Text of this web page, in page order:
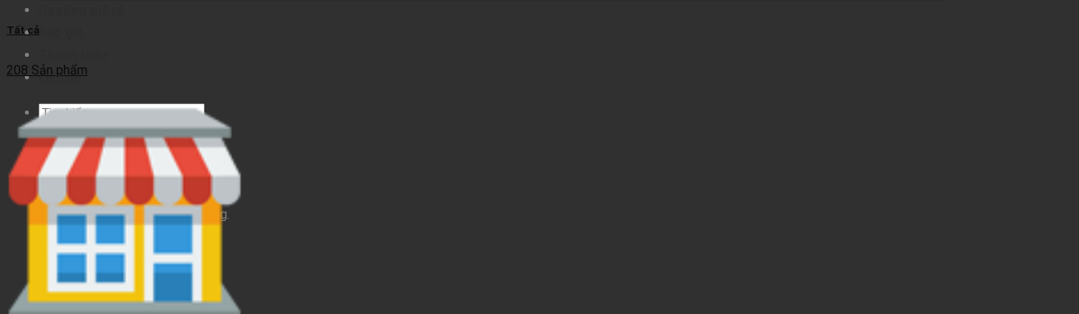
Báo giá
Liên hệ
Tìm
kiếm:
Giỏ hàng
Chưa có sản phẩm trong giỏ hàng.
Tất cả
208 Sản phẩm